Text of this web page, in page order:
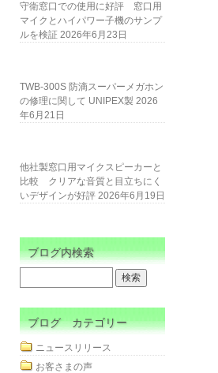
守衛窓口での使用に好評 窓口用
マイクとハイパワー子機のサンプ
ルを検証 2026年6月23日
TWB-300S 防滴スーパーメガホン
の修理に関して UNIPEX製 2026
年6月21日
他社製窓口用マイクスピーカーと
比較 クリアな音質と目立ちにく
いデザインが好評 2026年6月19日
ブログ内検索
ブログ カテゴリー
ニュースリリース
お客さまの声